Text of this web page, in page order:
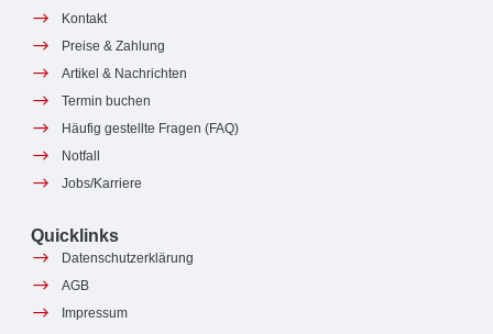
Kontakt
Preise & Zahlung
Artikel & Nachrichten
Termin buchen
Häufig gestellte Fragen (FAQ)
Notfall
Jobs/Karriere
Quicklinks
Datenschutzerklärung
AGB
Impressum